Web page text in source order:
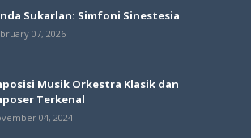
Sukarlan: Simfoni Sinestesia
07, 2026
Musik Orkestra Klasik dan
Terkenal
04, 2024